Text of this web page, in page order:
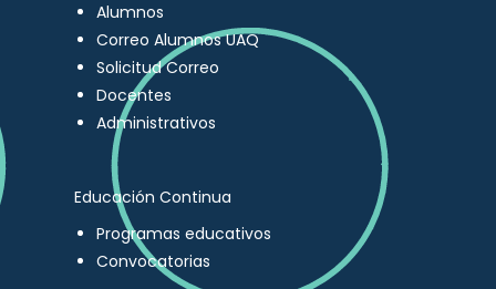
Alumnos
Correo Alumnos UAQ
Solicitud Correo
Docentes
Administrativos
Educación Continua
Programas educativos
Convocatorias